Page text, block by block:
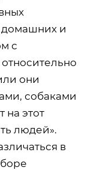
домашних и
с
они
собаками
на этот
людей».
в